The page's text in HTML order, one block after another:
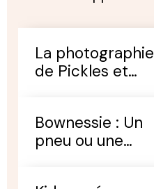
La photographie
de Pickles et
Bownessie : Un
pneu ou une